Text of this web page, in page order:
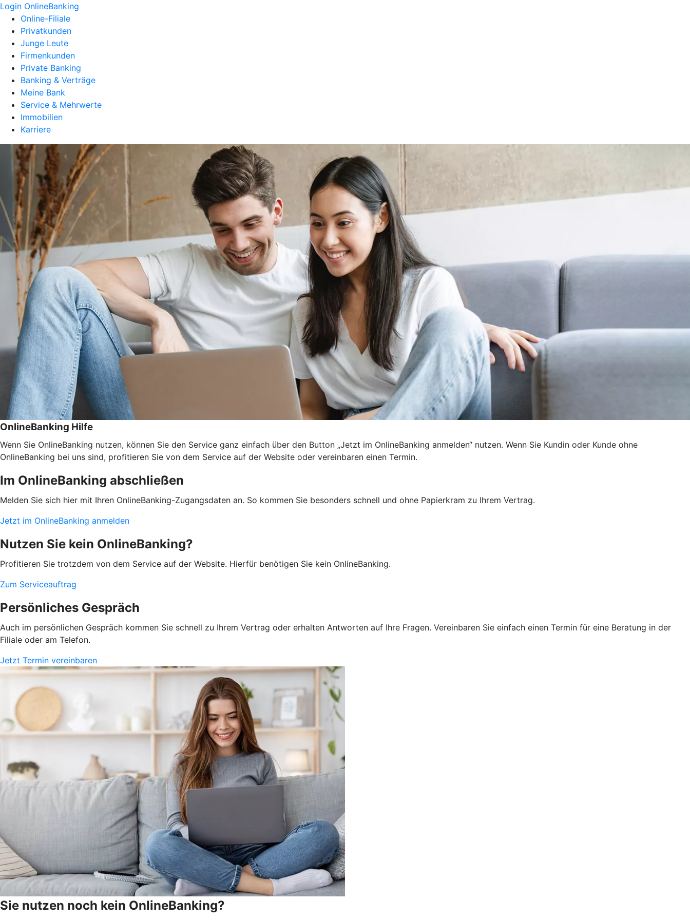
Login OnlineBanking
Online-Filiale
Privatkunden
Junge Leute
Firmenkunden
Private Banking
Banking & Verträge
Meine Bank
Service & Mehrwerte
Immobilien
Karriere
OnlineBanking Hilfe
Wenn Sie OnlineBanking nutzen, können Sie den Service ganz einfach über den Button „Jetzt im OnlineBanking anmelden“ nutzen. Wenn Sie Kundin oder Kunde ohne
OnlineBanking bei uns sind, profitieren Sie von dem Service auf der Website oder vereinbaren einen Termin.
Im OnlineBanking abschließen
Melden Sie sich hier mit Ihren OnlineBanking-Zugangsdaten an. So kommen Sie besonders schnell und ohne Papierkram zu Ihrem Vertrag.
Jetzt im OnlineBanking anmelden
Nutzen Sie kein OnlineBanking?
Profitieren Sie trotzdem von dem Service auf der Website. Hierfür benötigen Sie kein OnlineBanking.
Zum Serviceauftrag
Persönliches Gespräch
Auch im persönlichen Gespräch kommen Sie schnell zu Ihrem Vertrag oder erhalten Antworten auf Ihre Fragen. Vereinbaren Sie einfach einen Termin für eine Beratung in der
Filiale oder am Telefon.
Jetzt Termin vereinbaren
Sie nutzen noch kein OnlineBanking?